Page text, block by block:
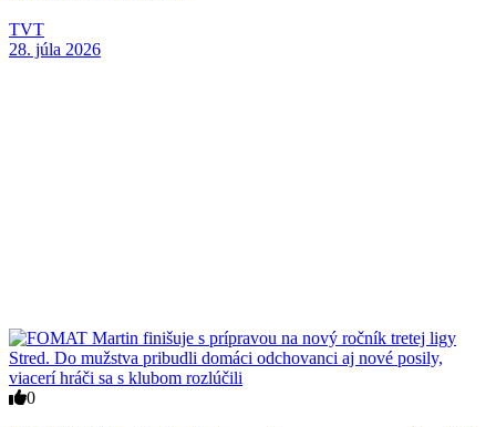
TVT
28. júla 2026
0